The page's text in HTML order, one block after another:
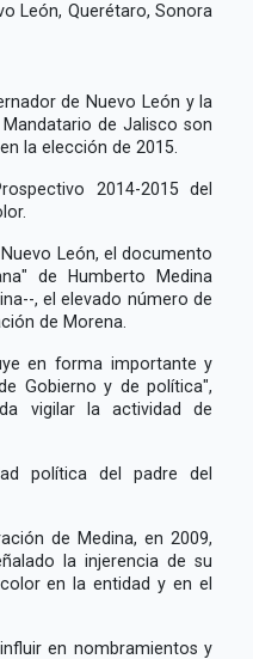
León, Querétaro, Sonora
de Nuevo León y la
de Jalisco son
la elección de 2015.
2014-2015 del
León, el documento
de Humberto Medina
, el elevado número de
de Morena.
en forma importante y
Gobierno y de política",
vigilar la actividad de
política del padre del
de Medina, en 2009,
la injerencia de su
en la entidad y en el
en nombramientos y